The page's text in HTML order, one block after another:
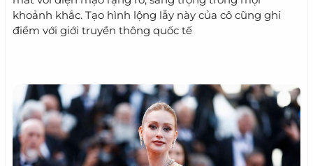
khoảnh khắc. Tạo hình lộng lẫy này của cô cũng ghi
điểm với giới truyền thông quốc tế